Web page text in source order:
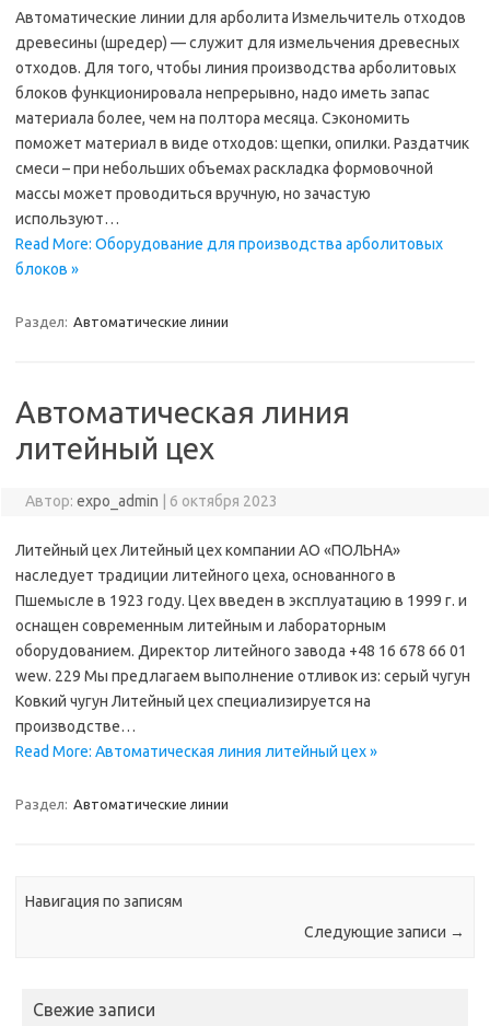
Автоматические линии для арболита Измельчитель отходов
древесины (шредер) — служит для измельчения древесных
отходов. Для того, чтобы линия производства арболитовых
блоков функционировала непрерывно, надо иметь запас
материала более, чем на полтора месяца. Сэкономить
поможет материал в виде отходов: щепки, опилки. Раздатчик
смеси – при небольших объемах раскладка формовочной
массы может проводиться вручную, но зачастую
используют…
Read More: Оборудование для производства арболитовых
блоков »
Раздел: Автоматические линии
Автоматическая линия
литейный цех
Автор: expo_admin 6 октября 2023
Литейный цех Литейный цех компании АО «ПОЛЬНА»
наследует традиции литейного цеха, основанного в
Пшемысле в 1923 году. Цех введен в эксплуатацию в 1999 г. и
оснащен современным литейным и лабораторным
оборудованием. Директор литейного завода +48 16 678 66 01
wew. 229 Мы предлагаем выполнение отливок из: серый чугун
Ковкий чугун Литейный цех специализируется на
производстве…
Read More: Автоматическая линия литейный цех »
Раздел: Автоматические линии
Навигация по записям
Следующие записи →
Свежие записи